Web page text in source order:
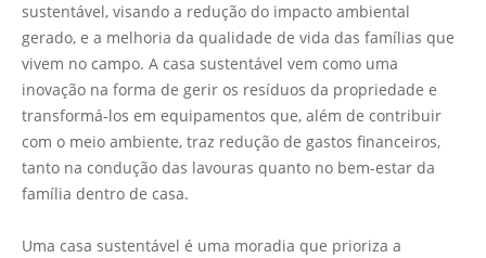
sustentável, visando a redução do impacto ambiental
gerado, e a melhoria da qualidade de vida das famílias que
vivem no campo. A casa sustentável vem como uma
inovação na forma de gerir os resíduos da propriedade e
transformá-los em equipamentos que, além de contribuir
com o meio ambiente, traz redução de gastos financeiros,
tanto na condução das lavouras quanto no bem-estar da
família dentro de casa.
Uma casa sustentável é uma moradia que prioriza a